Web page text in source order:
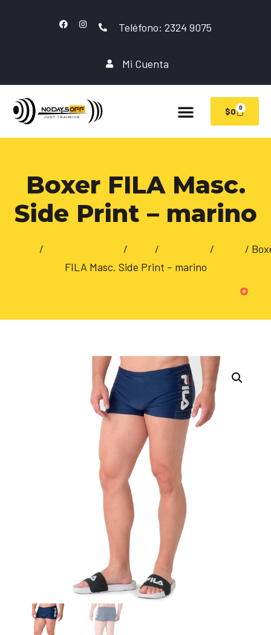
Teléfono: 2324 9075
Mi Cuenta
$0 0
Boxer FILA Masc.
Side Print – marino
/ / / /
/
FILA Masc. Side Print – marino